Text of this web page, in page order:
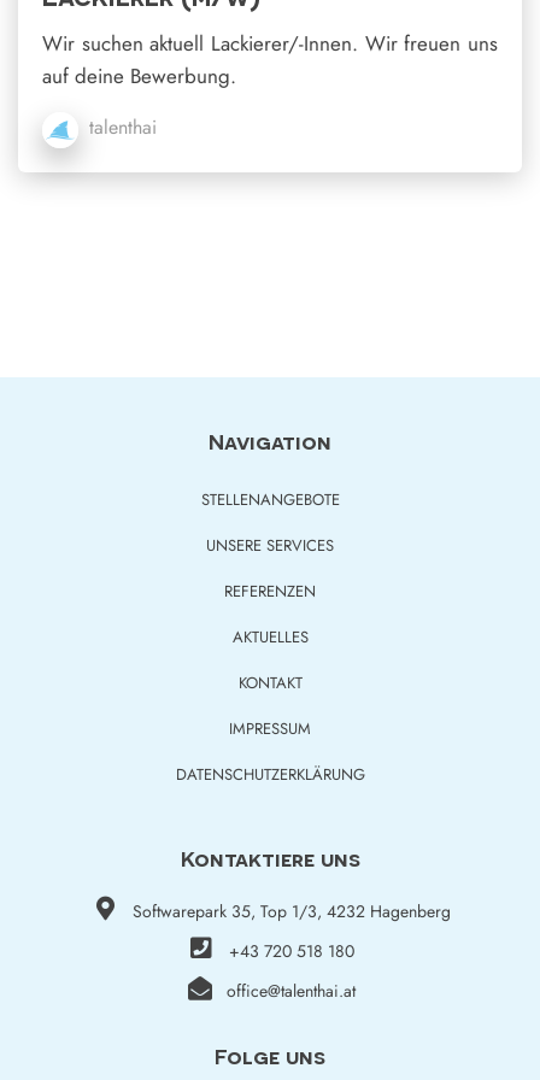
Wir suchen aktuell Lackierer/-Innen. Wir freuen uns
auf deine Bewerbung.
talenthai
Navigation
STELLENANGEBOTE
UNSERE SERVICES
REFERENZEN
AKTUELLES
KONTAKT
IMPRESSUM
DATENSCHUTZERKLÄRUNG
Kontaktiere uns
Softwarepark 35, Top 1/3, 4232 Hagenberg
+43 720 518 180
office@talenthai.at
Folge uns